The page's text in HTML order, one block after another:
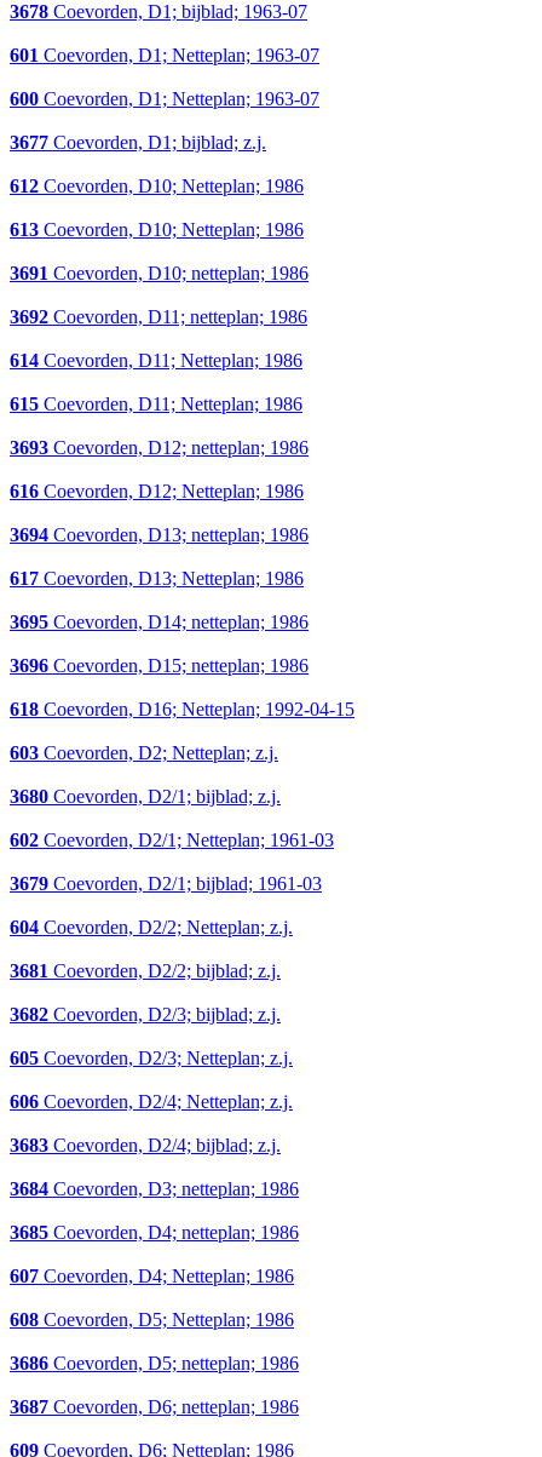
3678 Coevorden, D1; bijblad; 1963-07
601 Coevorden, D1; Netteplan; 1963-07
600 Coevorden, D1; Netteplan; 1963-07
3677 Coevorden, D1; bijblad; z.j.
612 Coevorden, D10; Netteplan; 1986
613 Coevorden, D10; Netteplan; 1986
3691 Coevorden, D10; netteplan; 1986
3692 Coevorden, D11; netteplan; 1986
614 Coevorden, D11; Netteplan; 1986
615 Coevorden, D11; Netteplan; 1986
3693 Coevorden, D12; netteplan; 1986
616 Coevorden, D12; Netteplan; 1986
3694 Coevorden, D13; netteplan; 1986
617 Coevorden, D13; Netteplan; 1986
3695 Coevorden, D14; netteplan; 1986
3696 Coevorden, D15; netteplan; 1986
618 Coevorden, D16; Netteplan; 1992-04-15
603 Coevorden, D2; Netteplan; z.j.
3680 Coevorden, D2/1; bijblad; z.j.
602 Coevorden, D2/1; Netteplan; 1961-03
3679 Coevorden, D2/1; bijblad; 1961-03
604 Coevorden, D2/2; Netteplan; z.j.
3681 Coevorden, D2/2; bijblad; z.j.
3682 Coevorden, D2/3; bijblad; z.j.
605 Coevorden, D2/3; Netteplan; z.j.
606 Coevorden, D2/4; Netteplan; z.j.
3683 Coevorden, D2/4; bijblad; z.j.
3684 Coevorden, D3; netteplan; 1986
3685 Coevorden, D4; netteplan; 1986
607 Coevorden, D4; Netteplan; 1986
608 Coevorden, D5; Netteplan; 1986
3686 Coevorden, D5; netteplan; 1986
3687 Coevorden, D6; netteplan; 1986
609 Coevorden, D6; Netteplan; 1986